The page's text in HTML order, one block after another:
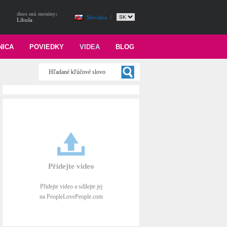
Slovakia /
dnes má meniny:
Libuša
BLOG
VIDEA
POVIEDKY
Přidejte video
Přidejte video a sdílejte jej
na PeopleLovePeople.com